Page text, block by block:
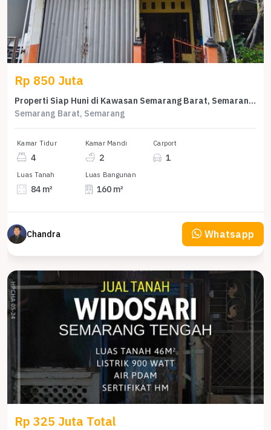
Rp 850 Juta
Properti Siap Huni di Kawasan Semarang Barat, Semarang, LT 84m²
Semarang Barat, Semarang
Kamar Tidur
4
Kamar Mandi
2
Carport
1
Luas Tanah
84 m²
Luas Bangunan
160 m²
Chandra Whatsapp
Rp 325 Juta Total